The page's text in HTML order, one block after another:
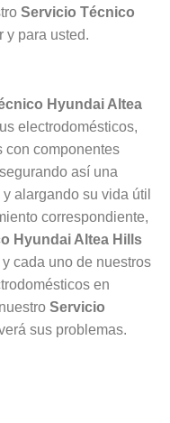
Servicio Técnico
y para usted.
Hyundai Altea
electrodomésticos,
con componentes
así una
alargando su vida útil
correspondiente,
Hyundai Altea Hills
cada uno de nuestros
en
Servicio
sus problemas.